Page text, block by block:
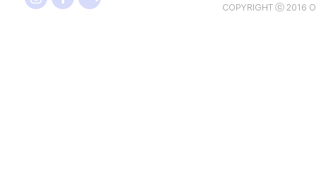
COPYRIGHT ⓒ 2016